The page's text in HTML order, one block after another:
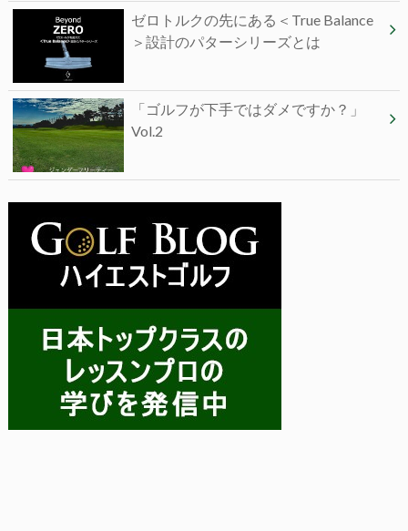
ゼロトルクの先にある＜True Balance
＞設計のパターシリーズとは
「ゴルフが下手ではダメですか？」
Vol.2